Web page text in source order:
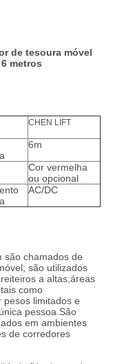
de tesoura móvel
metros
CHEN LIFT
6m
Cor vermelha
ou opcional
AC/DC
são chamados de
são utilizados
a altas,áreas
como
pesos limitados e
pessoa.São
em ambientes
de corredores